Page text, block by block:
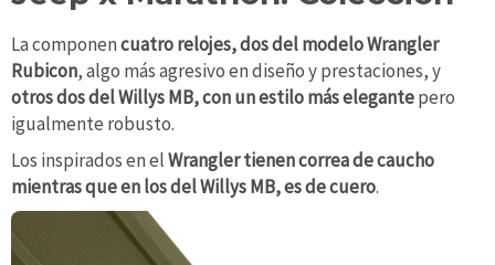
La componencuatro relojes, dos del modelo Wrangler
Rubicon, algo más agresivo en diseño y prestaciones, y
otros dos del Willys MB, con un estilo más elegantepero
igualmente robusto.
Los inspirados en elWrangler tienen correa de caucho
mientras que en los del Willys MB, es de cuero.